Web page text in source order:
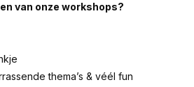
van onze workshops?
thema’s & véél fun